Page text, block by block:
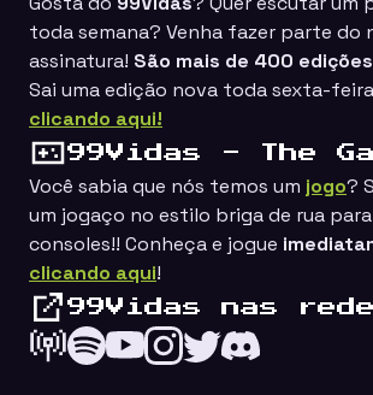
toda semana? Venha fazer parte do
assinatura! São mais de 400 edições
Sai uma edição nova toda sexta-
clicando aqui!
99Vidas - The
Você sabia que nós temos um jogo?
um jogaço no estilo briga de rua
consoles!! Conheça e jogue
clicando aqui!
99Vidas nas